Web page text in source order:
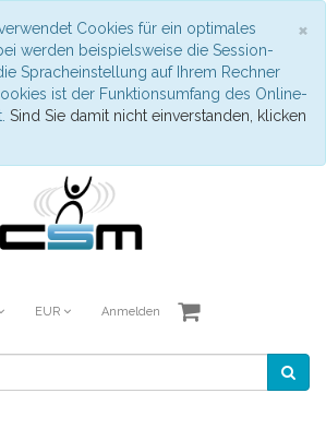
×
Cookies für ein optimales
werden beispielsweise die Session-
Spracheinstellung auf Ihrem Rechner
ist der Funktionsumfang des Online-
Sind Sie damit nicht einverstanden, klicken
EUR Anmelden